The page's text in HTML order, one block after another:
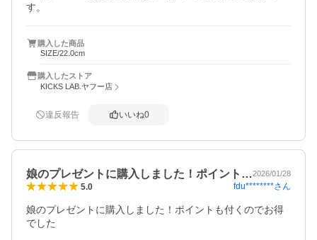
す。
購入した商品
SIZE/22.0cm
購入したストア
KICKS LAB.ヤフー店
違反報告 いいね0
娘のプレゼントに購入しました！ポイント…2026/01/28
5.0 fdu********さん
娘のプレゼントに購入しました！ポイントも付くのでお得
でした